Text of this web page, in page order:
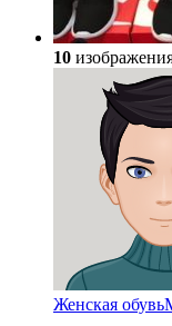
10
Женская обувь